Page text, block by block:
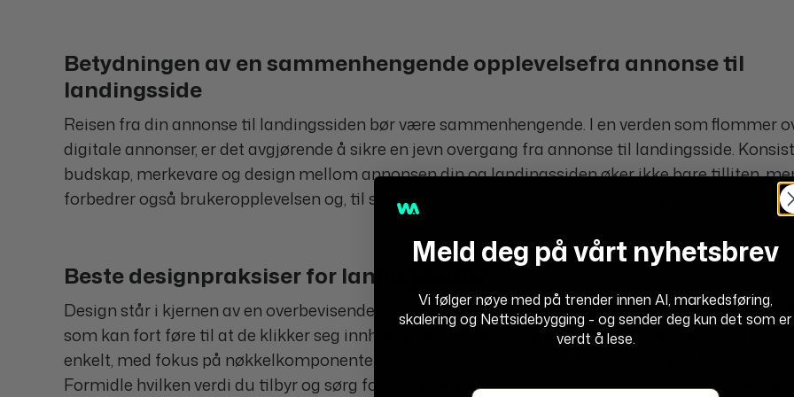
Betydningen av en sammenhengende opplevelsefra annonse til
landingsside
Reisen fra din annonse til landingssiden bør være sammenhengende. I en verden som flommer
digitale annonser, er det avgjørende å sikre en jevn overgang fra annonse til landingsside.
budskap, merkevare og design mellom annonsen din og landingssiden øker ikke bare tilliten,
forbedrer også brukeropplevelsen og, til syvende og sist, konverteringsfrekvensen.
Beste designpraksiser for landingssider
Design står i kjernen av en overbevisende landingsside. Et rotete design kan overvelde
som kan fort føre til at de klikker seg innhos en konkurrent i stedet. Hold designet på
enkelt, med fokus på nøkkelkomponenter som overskrifter, visuelle elementer og CTA-knappen
Formidle hvilken verdi du tilbyr og sørg for at besøkende forstår fordelene med produktene eller
Meld deg på vårt nyhetsbrev
Vi følger nøye med på trender innen AI, markedsføring,
skalering og Nettsidebygging - og sender deg kun det som er
verdt å lese.